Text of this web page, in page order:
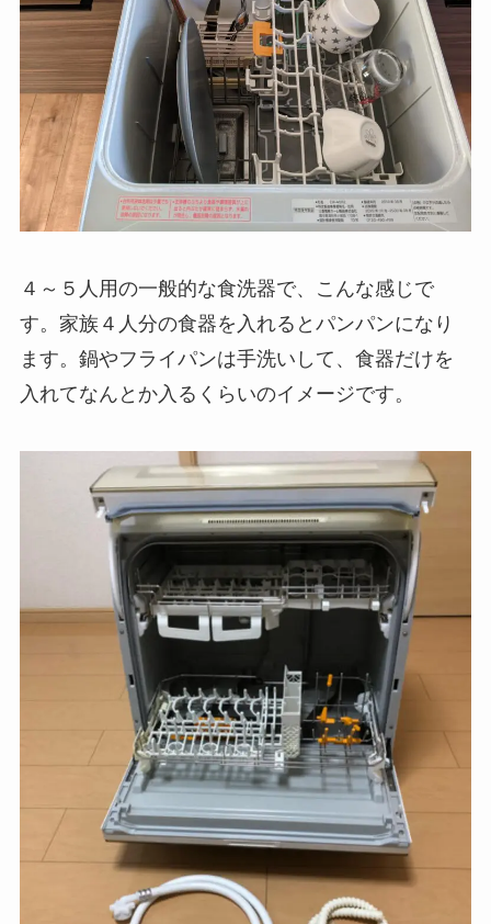
４～５人用の一般的な食洗器で、こんな感じで
す。家族４人分の食器を入れるとパンパンになり
ます。鍋やフライパンは手洗いして、食器だけを
入れてなんとか入るくらいのイメージです。